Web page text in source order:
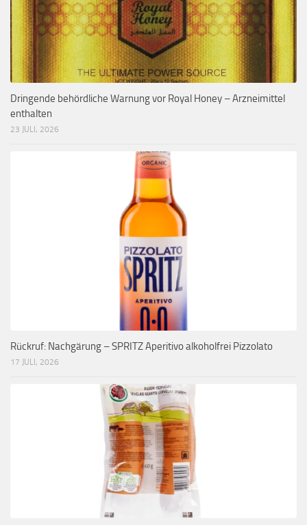
Dringende behördliche Warnung vor Royal Honey – Arzneimittel
enthalten
23 JULI, 2026
Rückruf: Nachgärung – SPRITZ Aperitivo alkoholfrei Pizzolato
17 JULI, 2026